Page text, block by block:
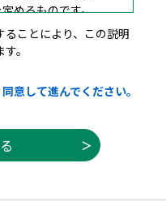
めるものです。
・届出等手続を
構成団体は本シ
ます。本システム
ることにより、この説明
。
意して進んでください。